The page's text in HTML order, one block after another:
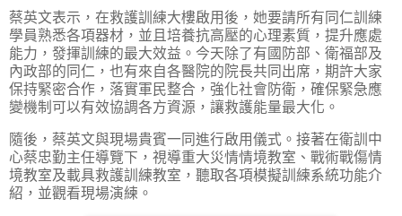
蔡英文表示，在救護訓練大樓啟用後，她要請所有同仁訓練
學員熟悉各項器材，並且培養抗高壓的心理素質，提升應處
能力，發揮訓練的最大效益。今天除了有國防部、衛福部及
內政部的同仁，也有來自各醫院的院長共同出席，期許大家
保持緊密合作，落實軍民整合，強化社會防衛，確保緊急應
變機制可以有效協調各方資源，讓救護能量最大化。
隨後，蔡英文與現場貴賓一同進行啟用儀式。接著在衛訓中
心蔡忠勤主任導覽下，視導重大災情情境教室、戰術戰傷情
境教室及載具救護訓練教室，聽取各項模擬訓練系統功能介
紹，並觀看現場演練。